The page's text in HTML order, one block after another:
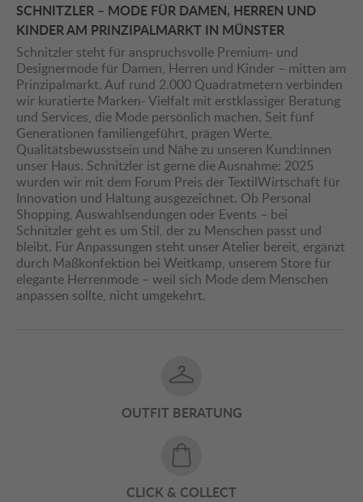
SCHNITZLER – MODE FÜR DAMEN, HERREN UND
KINDER AM PRINZIPALMARKT IN MÜNSTER
Schnitzler steht für anspruchsvolle Premium- und
Designermode für Damen, Herren und Kinder – mitten am
Prinzipalmarkt. Auf rund 2.000 Quadratmetern verbinden
wir kuratierte Marken- Vielfalt mit erstklassiger Beratung
und Services, die Mode persönlich machen. Seit fünf
Generationen familiengeführt, prägen Werte,
Qualitätsbewusstsein und Nähe zu unseren Kund:innen
unser Haus. Schnitzler ist gerne die Ausnahme: 2025
wurden wir mit dem Forum Preis der TextilWirtschaft für
Innovation und Haltung ausgezeichnet. Ob Personal
Shopping, Auswahlsendungen oder Events – bei
Schnitzler geht es um Stil, der zu Menschen passt und
bleibt. Für Anpassungen steht unser Atelier bereit, ergänzt
durch Maßkonfektion bei Weitkamp, unserem Store für
elegante Herrenmode – weil sich Mode dem Menschen
anpassen sollte, nicht umgekehrt.
OUTFIT BERATUNG
CLICK & COLLECT